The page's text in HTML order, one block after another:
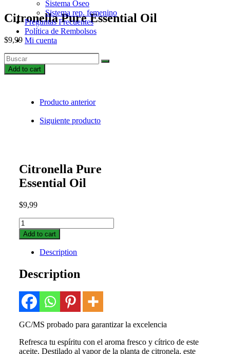
Sistema Oseo
Sistema rep. femenino
Preguntas Frecuentes
Política de Rembolsos
Mi cuenta
Citronella Pure Essential Oil
$9,99
Citronella
Pure
Essential
Add to cart
Producto anterior
Siguiente producto
Citronella Pure
Essential Oil
$9,99
Citronella
Pure
Essential
quantity
Add to cart
Description
Description
GC/MS probado para garantizar la excelencia
Refresca tu espíritu con el aroma fresco y cítrico de este
aceite. Destilado al vapor de la planta de citronela, este